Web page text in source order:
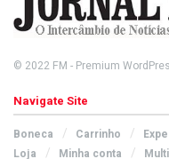
© 2022 FM - Premium
Navigate Site
Boneca Carrinho
Loja
Minha conta